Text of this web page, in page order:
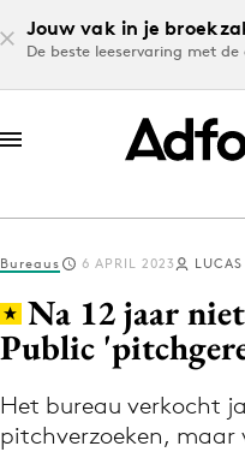
Jouw vak in je
De beste leeservaring met de
Log in
Volg het laatste
Bureaus 6 APRIL 2023
Na 12 jaar
Public
Het bureau verkocht
pitchverzoeken,